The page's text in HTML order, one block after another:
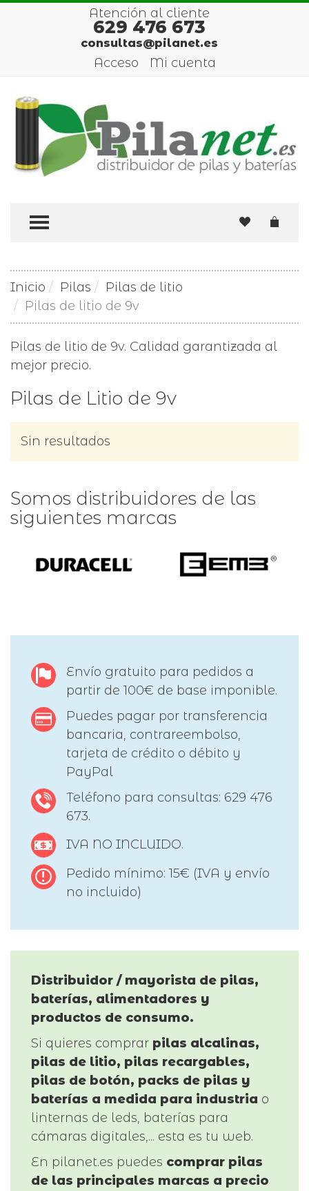
Atención al cliente
629 476 673
consultas@pilanet.es
Acceso Mi cuenta
TOGGLE MENU
Inicio Pilas
Pilas de litio
Pilas de litio de 9v
Pilas de litio de 9v. Calidad garantizada al
mejor precio.
Pilas de Litio de 9v
Sin resultados
Somos distribuidores de las
siguientes marcas
Envío gratuito para pedidos a
partir de 100€ de base imponible.
Puedes pagar por transferencia
bancaria, contrareembolso,
tarjeta de crédito o débito y
PayPal
Teléfono para consultas: 629 476
673.
IVA NO INCLUIDO.
Pedido mínimo: 15€ (IVA y envío
no incluido)
Distribuidor / mayorista de pilas,
baterías, alimentadores y
productos de consumo.
Si quieres comprar pilas alcalinas,
pilas de litio, pilas recargables,
pilas de botón, packs de pilas y
baterías a medida para industria o
linternas de leds, baterías para
cámaras digitales,... esta es tu web.
En pilanet.es puedes comprar pilas
de las principales marcas a precio